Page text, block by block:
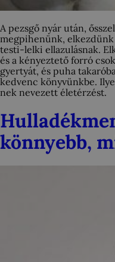
A pezsgő nyár után,
megpihenünk,
testi-lelki ellazulásnak.
és a kényeztető forró
gyertyát, és puha
kedvenc könyvünkbe.
nek nevezett életérzést.
könnyebb,